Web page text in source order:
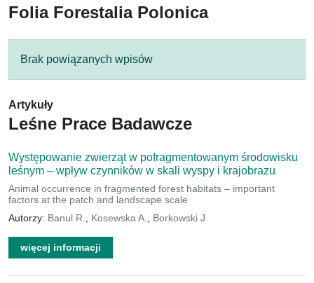
Folia Forestalia Polonica
Brak powiązanych wpisów
Artykuły
Leśne Prace Badawcze
Występowanie zwierząt w pofragmentowanym środowisku
leśnym – wpływ czynników w skali wyspy i krajobrazu
Animal occurrence in fragmented forest habitats – important
factors at the patch and landscape scale
Autorzy: Banul R. Kosewska A. Borkowski J.
więcej informacji